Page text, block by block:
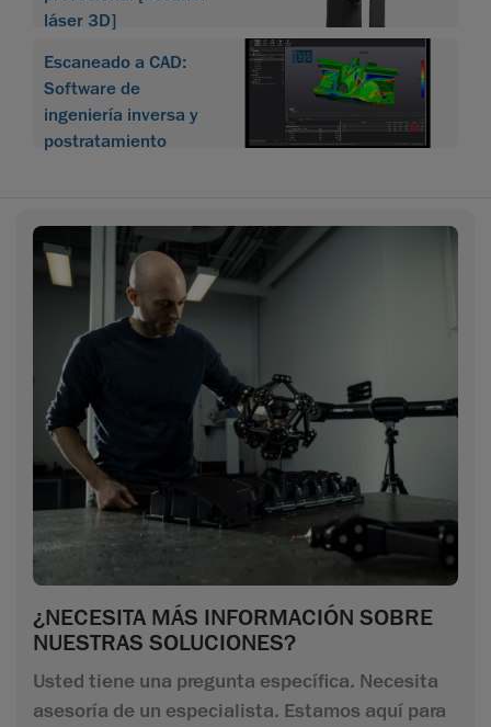
láser 3D]
Escaneado a CAD:
Software de
ingeniería inversa y
postratamiento
¿NECESITA MÁS INFORMACIÓN SOBRE
NUESTRAS SOLUCIONES?
Usted tiene una pregunta específica. Necesita
asesoría de un especialista. Estamos aquí para